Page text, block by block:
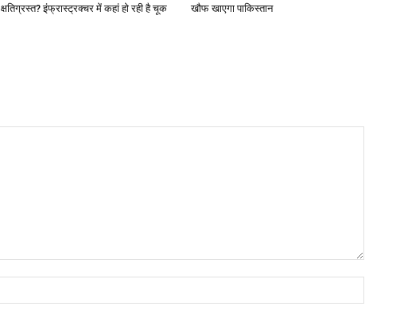
क्षतिग्रस्त? इंफ्रास्ट्रक्चर में कहां हो रही है चूक
खौफ खाएगा पाकिस्तान